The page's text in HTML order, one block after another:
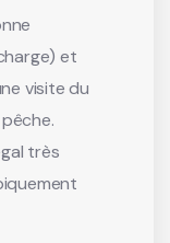
et
visite du
très